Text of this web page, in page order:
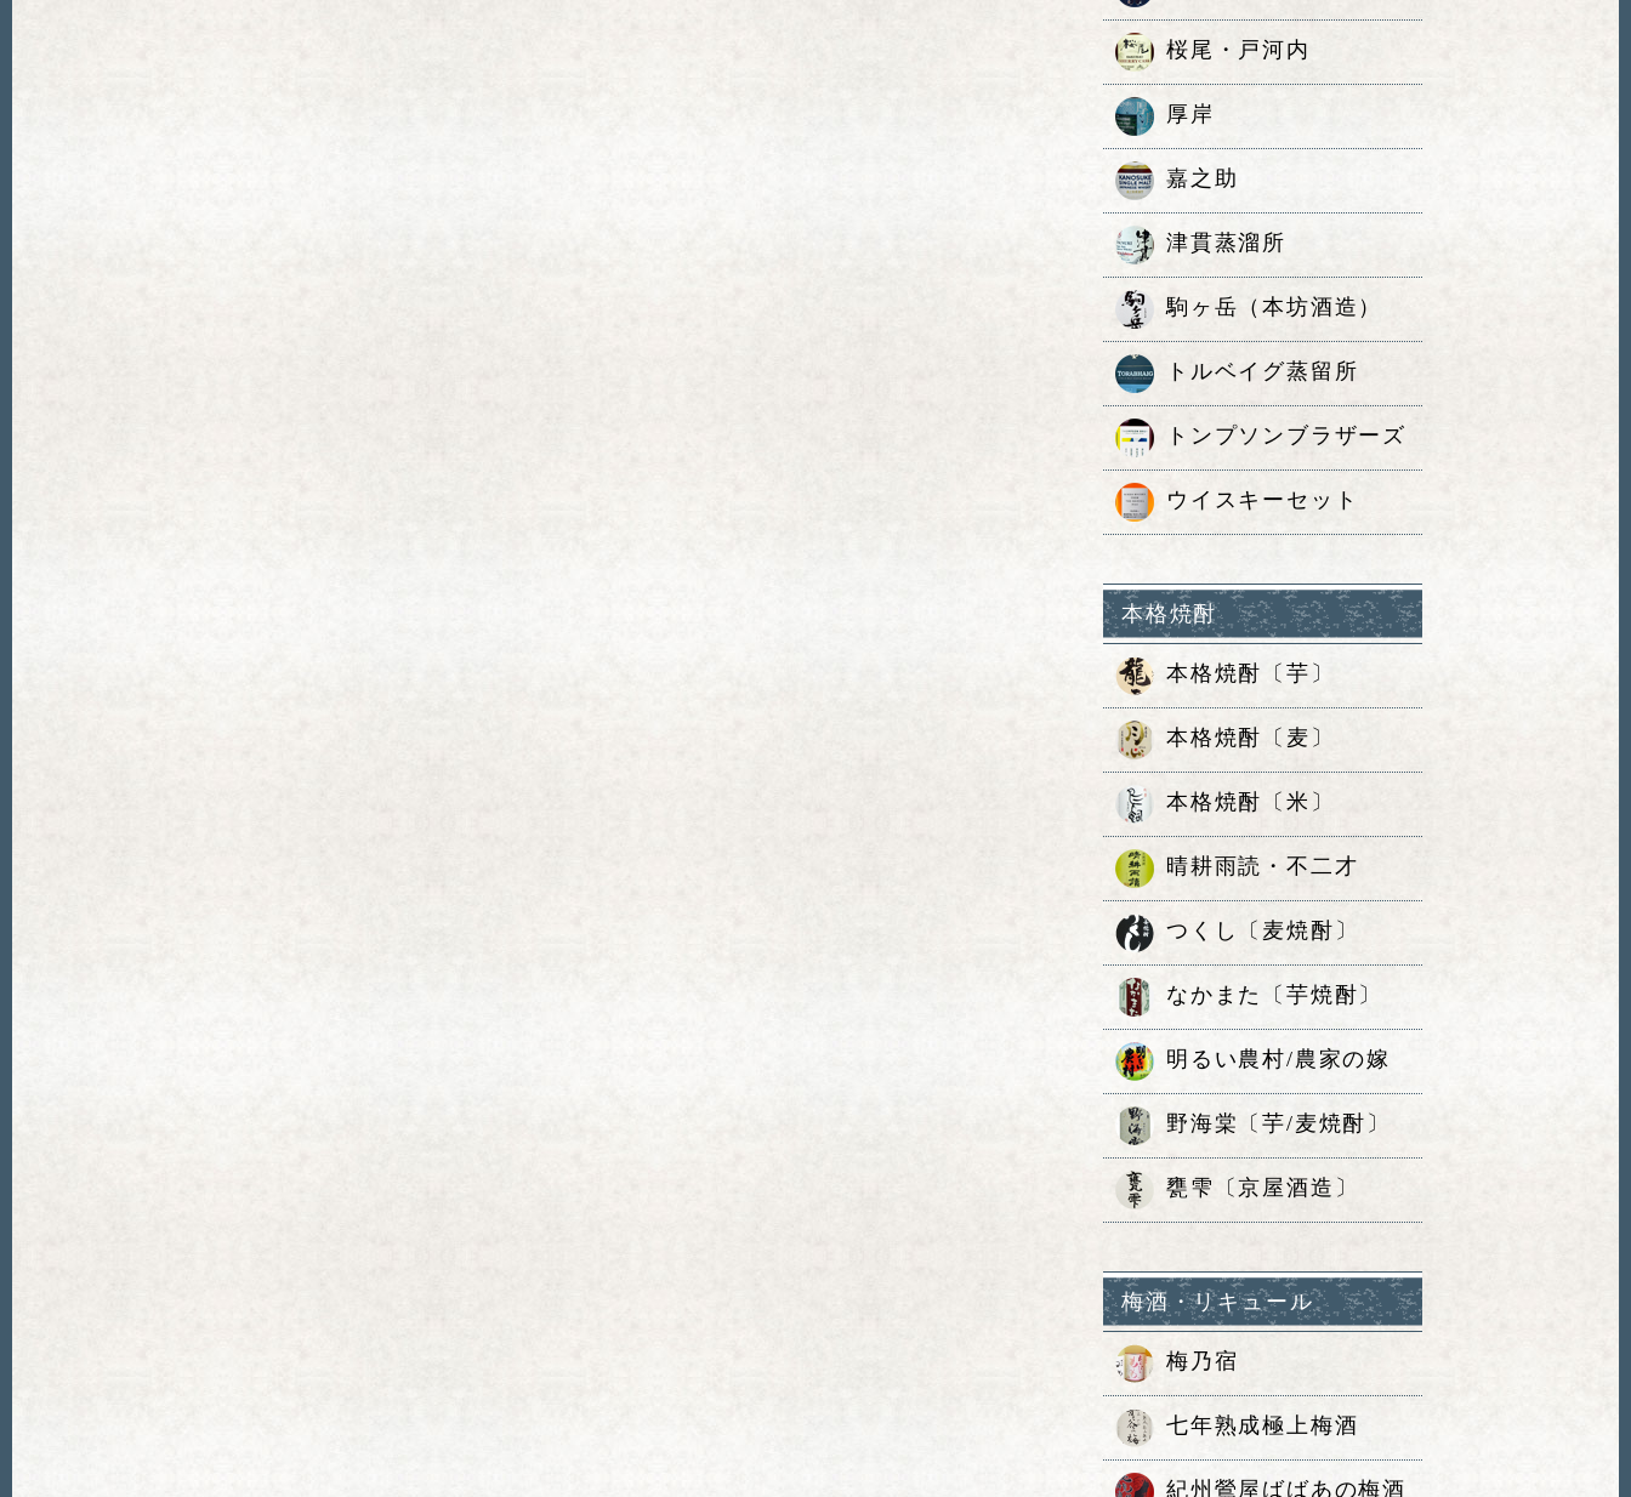
桜尾・戸河内
厚岸
嘉之助
津貫蒸溜所
駒ヶ岳（本坊酒造）
トルベイグ蒸留所
トンプソンブラザーズ
ウイスキーセット
本格焼酎
本格焼酎〔芋〕
本格焼酎〔麦〕
本格焼酎〔米〕
晴耕雨読・不二才
つくし〔麦焼酎〕
なかまた〔芋焼酎〕
明るい農村/農家の嫁
野海棠〔芋/麦焼酎〕
甕雫〔京屋酒造〕
梅酒・リキュール
梅乃宿
七年熟成極上梅酒
紀州鶯屋ばばあの梅酒